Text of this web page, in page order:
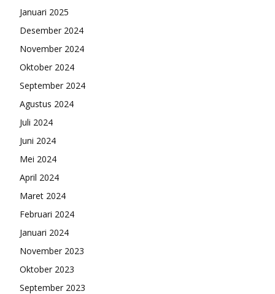
Januari 2025
Desember 2024
November 2024
Oktober 2024
September 2024
Agustus 2024
Juli 2024
Juni 2024
Mei 2024
April 2024
Maret 2024
Februari 2024
Januari 2024
November 2023
Oktober 2023
September 2023